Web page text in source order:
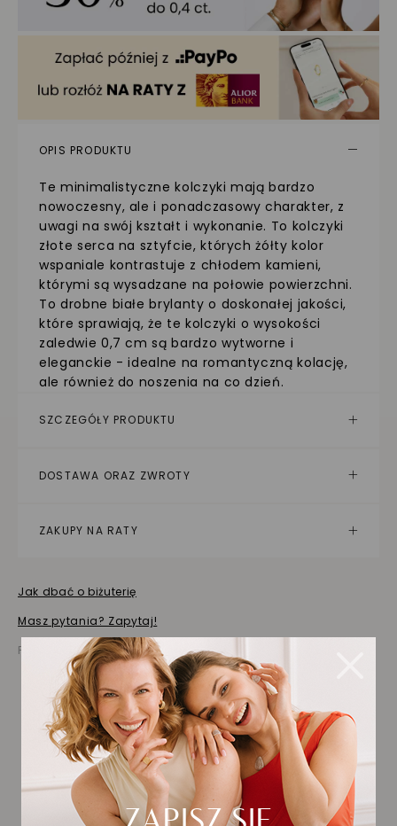
OPIS PRODUKTU
Te minimalistyczne kolczyki mają bardzo
nowoczesny, ale i ponadczasowy charakter, z
uwagi na swój kształt i wykonanie. To kolczyki
złote serca na sztyfcie, których żółty kolor
wspaniale kontrastuje z chłodem kamieni,
którymi są wysadzane na połowie powierzchni.
To drobne białe brylanty o doskonałej jakości,
które sprawiają, że te kolczyki o wysokości
zaledwie 0,7 cm są bardzo wytworne i
eleganckie - idealne na romantyczną kolację,
ale również do noszenia na co dzień.
SZCZEGÓŁY PRODUKTU
DOSTAWA ORAZ ZWROTY
ZAKUPY NA RATY
Jak dbać o biżuterię
Masz pytania? Zapytaj!
Prezentowana cena jest ceną brutto
Biżuteria wybrana dla